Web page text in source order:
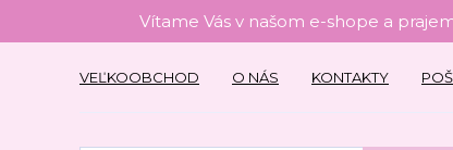
Vítame Vás v našom e-shope a
VEĽKOOBCHOD O NÁS KONTAKTY